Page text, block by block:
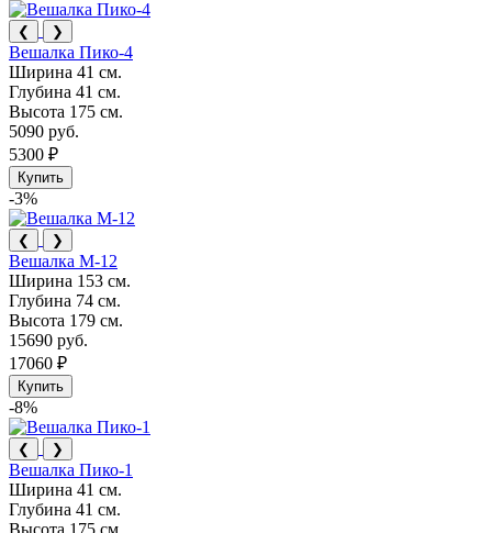
❮ ❯
Вешалка Пико-4
Ширина 41 см.
Глубина 41 см.
Высота 175 см.
5090 руб.
5300 ₽
Купить
-3%
❮ ❯
Вешалка М-12
Ширина 153 см.
Глубина 74 см.
Высота 179 см.
15690 руб.
17060 ₽
Купить
-8%
❮ ❯
Вешалка Пико-1
Ширина 41 см.
Глубина 41 см.
Высота 175 см.